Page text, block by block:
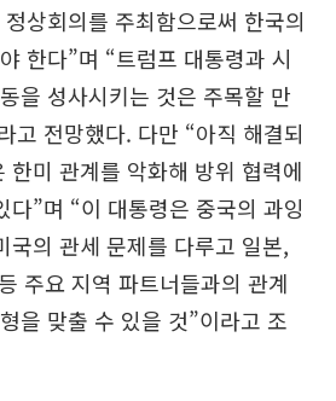
상회의를 주최함으로써 한국의
한다”며 “트럼프 대통령과 시
을 성사시키는 것은 주목할 만
고 전망했다. 다만 “아직 해결되
한미 관계를 악화해 방위 협력에
다”며 “이 대통령은 중국의 과잉
국의 관세 문제를 다루고 일본,
주요 지역 파트너들과의 관계
을 맞출 수 있을 것”이라고 조